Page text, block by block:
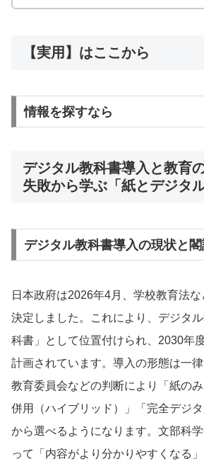
【実用】はここから
情報を探すなら
デジタル教科書導入と教育
失敗から学ぶ「紙とデジタ
デジタル教科書導入の現状と
日本政府は2026年4月、学校教育法
決定しました。これにより、デジタ
科書」として位置付けられ、2030年
計画されています。導入の形態は一
教育委員会などの判断により「紙の
併用（ハイブリッド）」「完全デジ
から選べるようになります。文部科
って「内容がより分かりやすくなる